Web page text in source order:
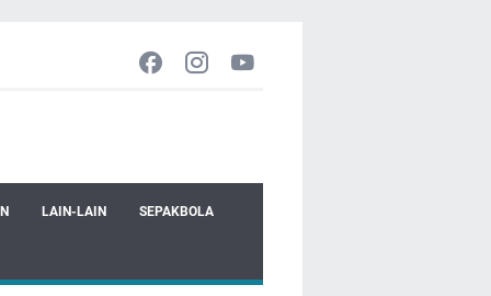
LAIN-LAIN SEPAKBOLA